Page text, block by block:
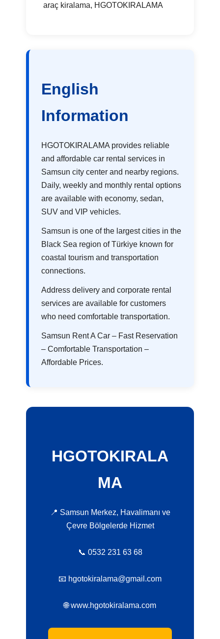
araç kiralama, HGOTOKIRALAMA
English
Information
HGOTOKIRALAMA provides reliable
and affordable car rental services in
Samsun city center and nearby regions.
Daily, weekly and monthly rental options
are available with economy, sedan,
SUV and VIP vehicles.
Samsun is one of the largest cities in the
Black Sea region of Türkiye known for
coastal tourism and transportation
connections.
Address delivery and corporate rental
services are available for customers
who need comfortable transportation.
Samsun Rent A Car – Fast Reservation
– Comfortable Transportation –
Affordable Prices.
HGOTOKIRALA
MA
📍 Samsun Merkez, Havalimanı ve
Çevre Bölgelerde Hizmet
📞 0532 231 63 68
📧 hgotokiralama@gmail.com
🌐 www.hgotokiralama.com